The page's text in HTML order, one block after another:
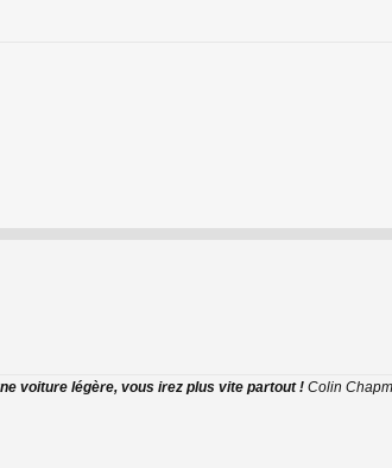
voiture légère, vous irez plus vite partout ! Colin